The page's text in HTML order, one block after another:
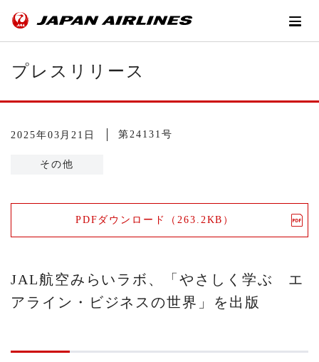
プレスリリース
2025年03月21日 第24131号
その他
PDFダウンロード（263.2KB）
JAL航空みらいラボ、「やさしく学ぶ エ
アライン・ビジネスの世界」を出版